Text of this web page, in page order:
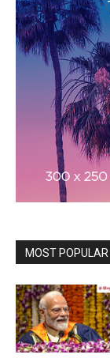
MOST POPULAR